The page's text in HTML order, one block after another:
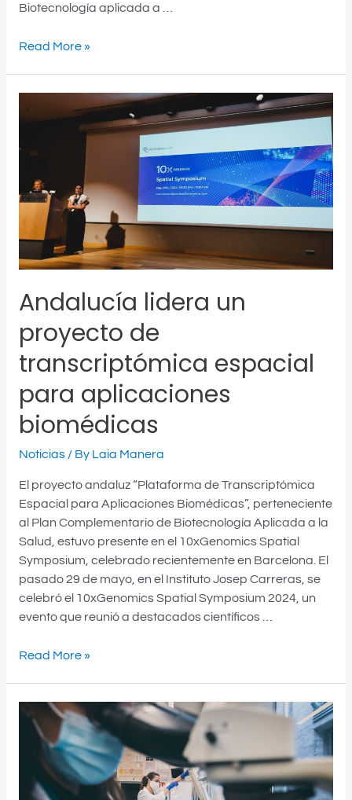
Biotecnología aplicada a …
Read More »
Andalucía lidera un
proyecto de
transcriptómica espacial
para aplicaciones
biomédicas
Noticias/ By Laia Manera
El proyecto andaluz “Plataforma de Transcriptómica
Espacial para Aplicaciones Biomédicas”, perteneciente
al Plan Complementario de Biotecnología Aplicada a la
Salud, estuvo presente en el 10xGenomics Spatial
Symposium, celebrado recientemente en Barcelona. El
pasado 29 de mayo, en el Instituto Josep Carreras, se
celebró el 10xGenomics Spatial Symposium 2024, un
evento que reunió a destacados científicos …
lidera
proyecto
transcriptómica
espacial
para
aplicaciones
biomédicas
Read More »
Publicada
licitación
para